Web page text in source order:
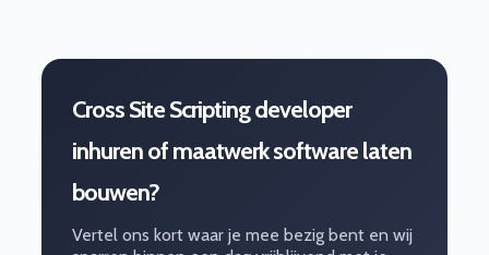
Cross Site Scripting developer
inhuren of maatwerk software laten
bouwen?
Vertel ons kort waar je mee bezig bent en wij